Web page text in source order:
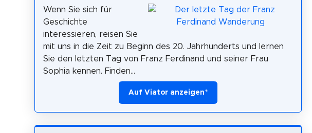
Wenn Sie sich für
Geschichte
interessieren, reisen Sie
mit uns in die Zeit zu Beginn des 20. Jahrhunderts und lernen
Sie den letzten Tag von Franz Ferdinand und seiner Frau
Sophia kennen. Finden...
Auf Viator anzeigen*